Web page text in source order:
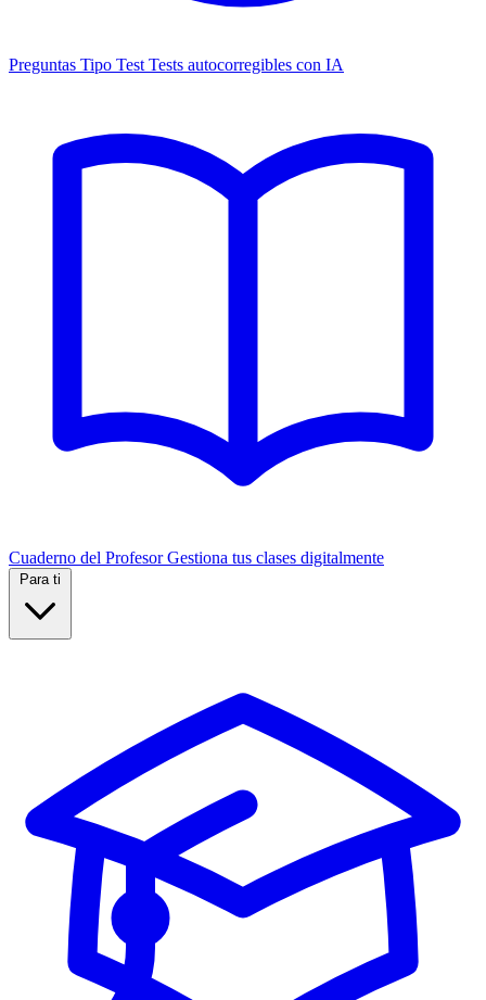
Preguntas Tipo Test Tests autocorregibles con IA
Cuaderno del Profesor Gestiona tus clases digitalmente